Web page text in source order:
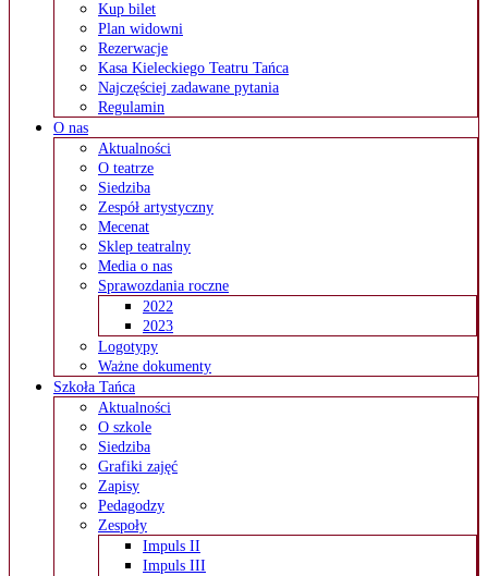
Kup bilet
Plan widowni
Rezerwacje
Kasa Kieleckiego Teatru Tańca
Najczęściej zadawane pytania
Regulamin
O nas
Aktualności
O teatrze
Siedziba
Zespół artystyczny
Mecenat
Sklep teatralny
Media o nas
Sprawozdania roczne
2022
2023
Logotypy
Ważne dokumenty
Szkoła Tańca
Aktualności
O szkole
Siedziba
Grafiki zajęć
Zapisy
Pedagodzy
Zespoły
Impuls II
Impuls III